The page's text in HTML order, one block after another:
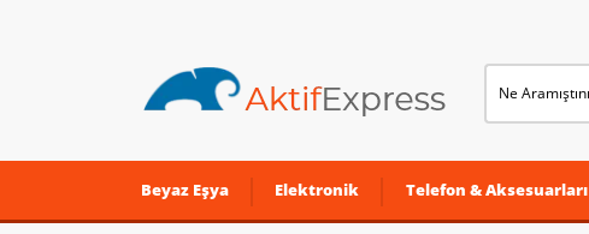
Beyaz Eşya Elektronik Telefon & Aksesuarları